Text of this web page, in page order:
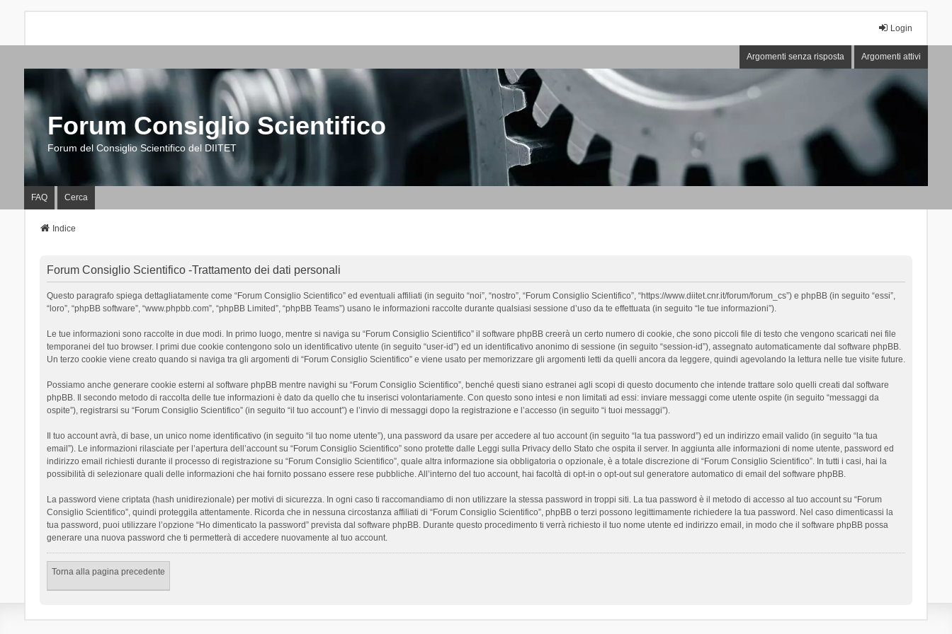
Login
Argomenti senza risposta Argomenti attivi
Forum Consiglio Scientifico
Forum del Consiglio Scientifico del DIITET
FAQ Cerca
Indice
Forum Consiglio Scientifico -Trattamento dei dati personali
Questo paragrafo spiega dettagliatamente come “Forum Consiglio Scientifico” ed eventuali affiliati (in seguito “noi”, “nostro”, “Forum Consiglio Scientifico”, “https://www.diitet.cnr.it/forum/forum_cs”) e phpBB (in seguito “essi”,
“loro”, “phpBB software”, “www.phpbb.com”, “phpBB Limited”, “phpBB Teams”) usano le informazioni raccolte durante qualsiasi sessione d’uso da te effettuata (in seguito “le tue informazioni”).
Le tue informazioni sono raccolte in due modi. In primo luogo, mentre si naviga su “Forum Consiglio Scientifico” il software phpBB creerà un certo numero di cookie, che sono piccoli file di testo che vengono scaricati nei file
temporanei del tuo browser. I primi due cookie contengono solo un identificativo utente (in seguito “user-id”) ed un identificativo anonimo di sessione (in seguito “session-id”), assegnato automaticamente dal software phpBB.
Un terzo cookie viene creato quando si naviga tra gli argomenti di “Forum Consiglio Scientifico” e viene usato per memorizzare gli argomenti letti da quelli ancora da leggere, quindi agevolando la lettura nelle tue visite future.
Possiamo anche generare cookie esterni al software phpBB mentre navighi su “Forum Consiglio Scientifico”, benché questi siano estranei agli scopi di questo documento che intende trattare solo quelli creati dal software
phpBB. Il secondo metodo di raccolta delle tue informazioni è dato da quello che tu inserisci volontariamente. Con questo sono intesi e non limitati ad essi: inviare messaggi come utente ospite (in seguito “messaggi da
ospite”), registrarsi su “Forum Consiglio Scientifico” (in seguito “il tuo account”) e l’invio di messaggi dopo la registrazione e l’accesso (in seguito “i tuoi messaggi”).
Il tuo account avrà, di base, un unico nome identificativo (in seguito “il tuo nome utente”), una password da usare per accedere al tuo account (in seguito “la tua password”) ed un indirizzo email valido (in seguito “la tua
email”). Le informazioni rilasciate per l’apertura dell’account su “Forum Consiglio Scientifico” sono protette dalle Leggi sulla Privacy dello Stato che ospita il server. In aggiunta alle informazioni di nome utente, password ed
indirizzo email richiesti durante il processo di registrazione su “Forum Consiglio Scientifico”, quale altra informazione sia obbligatoria o opzionale, è a totale discrezione di “Forum Consiglio Scientifico”. In tutti i casi, hai la
possibilità di selezionare quali delle informazioni che hai fornito possano essere rese pubbliche. All’interno del tuo account, hai facoltà di opt-in o opt-out sul generatore automatico di email del software phpBB.
La password viene criptata (hash unidirezionale) per motivi di sicurezza. In ogni caso ti raccomandiamo di non utilizzare la stessa password in troppi siti. La tua password è il metodo di accesso al tuo account su “Forum
Consiglio Scientifico”, quindi proteggila attentamente. Ricorda che in nessuna circostanza affiliati di “Forum Consiglio Scientifico”, phpBB o terzi possono legittimamente richiedere la tua password. Nel caso dimenticassi la
tua password, puoi utilizzare l’opzione “Ho dimenticato la password” prevista dal software phpBB. Durante questo procedimento ti verrà richiesto il tuo nome utente ed indirizzo email, in modo che il software phpBB possa
generare una nuova password che ti permetterà di accedere nuovamente al tuo account.
Torna alla pagina precedente